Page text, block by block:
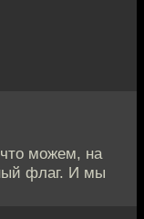
можем, на
флаг. И мы